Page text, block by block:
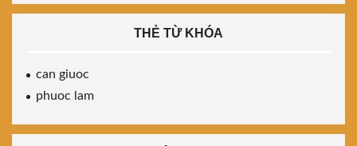
THẺ TỪ KHÓA
can giuoc
phuoc lam